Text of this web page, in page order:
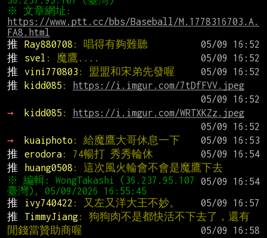
https://www.ptt.cc/bbs/Baseball/M.1778316703.A.
FA8.html
推
Ray880708 : 唱得有夠難聽
推
svel : 魔鷹....
推
vini770803 : 盟盟和宋弟先發喔
推
kidd085 :
https://i.imgur.com/7tDfFVV.jpeg
→
kidd085 :
https://i.imgur.com/WRTXKZz.jpeg
→
kuaiphoto : 給魔鷹大哥休息一下
推
erodora: 74暢打 秀秀輪休
推
huang0508 : 這次風火輪會不會是魔鷹下去
※ 編輯: WongTakashi (36.237.95.107
推
ivy740422 : 又左又洋大王不妙。
推
TimmyJiang: 狗狗肉不是都快活不下去了，還有
閒錢當贊助商喔